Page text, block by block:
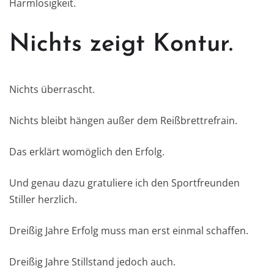
Harmlosigkeit.
Nichts zeigt Kontur.
Nichts überrascht.
Nichts bleibt hängen außer dem Reißbrettrefrain.
Das erklärt womöglich den Erfolg.
Und genau dazu gratuliere ich den Sportfreunden
Stiller herzlich.
Dreißig Jahre Erfolg muss man erst einmal schaffen.
Dreißig Jahre Stillstand jedoch auch.